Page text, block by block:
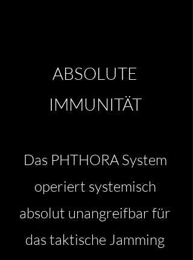
ABSOLUTE
IMMUNITÄT
Das PHTHORA System
operiert systemisch
absolut unangreifbar für
das taktische Jamming